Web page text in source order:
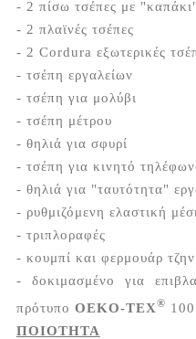
- 2 πίσω τσέπες με "καπάκι"
- 2 πλαϊνές τσέπες
- 2 Cordura εξωτερικές
- τσέπη εργαλείων
- τσέπη για μολύβι
- τσέπη μέτρου
- θηλιά για σφυρί
- τσέπη για κινητό
- θηλιά για "ταυτότητα"
- ρυθμιζόμενη ελαστική
- τριπλοραφές
- κουμπί και φερμουάρ τζην
- δοκιμασμένο για
πρότυπο OEKO-TEX®
ΠΟΙΟΤΗΤΑ